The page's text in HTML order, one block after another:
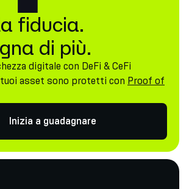
fiducia.
di più.
digitale con DeFi & CeFi
asset sono protetti con Proof of
Inizia a guadagnare